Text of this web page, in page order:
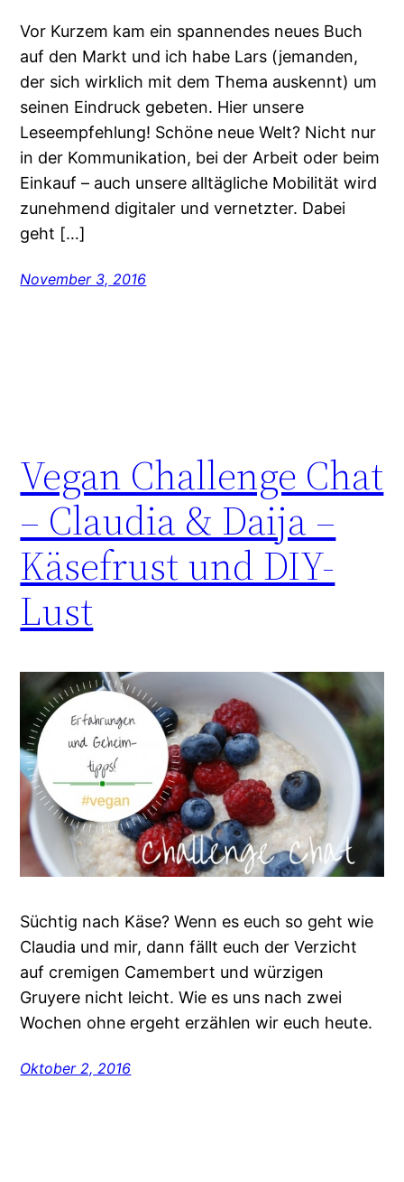
Vor Kurzem kam ein spannendes neues Buch
auf den Markt und ich habe Lars (jemanden,
der sich wirklich mit dem Thema auskennt) um
seinen Eindruck gebeten. Hier unsere
Leseempfehlung! Schöne neue Welt? Nicht nur
in der Kommunikation, bei der Arbeit oder beim
Einkauf – auch unsere alltägliche Mobilität wird
zunehmend digitaler und vernetzter. Dabei
geht […]
November 3, 2016
Vegan Challenge Chat
– Claudia & Daija –
Käsefrust und DIY-
Lust
Süchtig nach Käse? Wenn es euch so geht wie
Claudia und mir, dann fällt euch der Verzicht
auf cremigen Camembert und würzigen
Gruyere nicht leicht. Wie es uns nach zwei
Wochen ohne ergeht erzählen wir euch heute.
Oktober 2, 2016